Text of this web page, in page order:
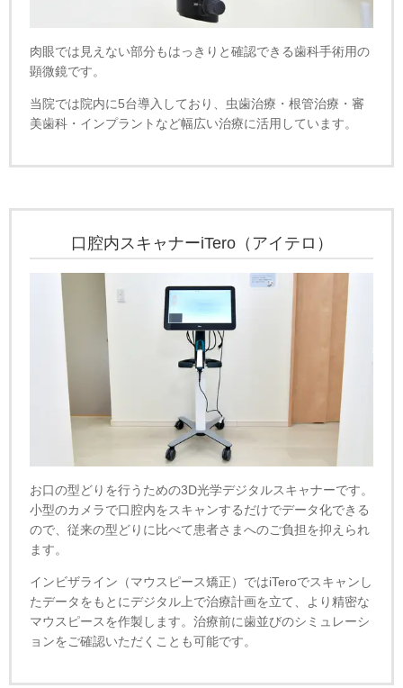
肉眼では見えない部分もはっきりと確認できる歯科手術用の
顕微鏡です。
当院では院内に5台導入しており、虫歯治療・根管治療・審
美歯科・インプラントなど幅広い治療に活用しています。
口腔内スキャナーiTero（アイテロ）
お口の型どりを行うための3D光学デジタルスキャナーです。
小型のカメラで口腔内をスキャンするだけでデータ化できる
ので、従来の型どりに比べて患者さまへのご負担を抑えられ
ます。
インビザライン（マウスピース矯正）ではiTeroでスキャンし
たデータをもとにデジタル上で治療計画を立て、より精密な
マウスピースを作製します。治療前に歯並びのシミュレーシ
ョンをご確認いただくことも可能です。